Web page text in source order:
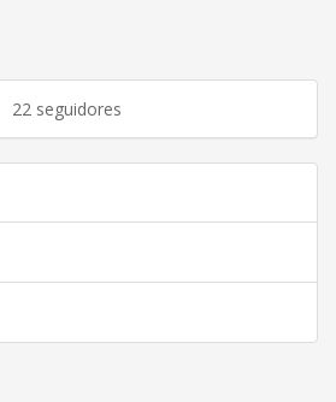
22 seguidores